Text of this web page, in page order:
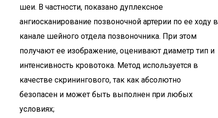
шеи. В частности, показано дуплексное
ангиосканирование позвоночной артерии по ее ходу в
канале шейного отдела позвоночника. При этом
получают ее изображение, оценивают диаметр тип и
интенсивность кровотока. Метод используется в
качестве скринингового, так как абсолютно
безопасен и может быть выполнен при любых
условиях;